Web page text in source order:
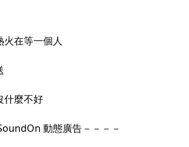
火在等一個人
什麼不好
動態廣告－－－－